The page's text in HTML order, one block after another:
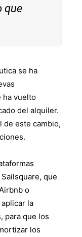
que
se ha
ha vuelto
del alquiler.
de este cambio,
que
o
la
para que los
los